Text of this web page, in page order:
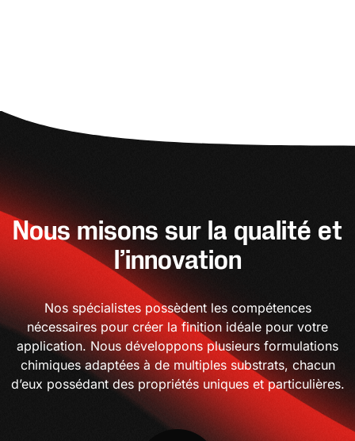
Nous misons sur la qualité et
l’innovation
Nos spécialistes possèdent les compétences
nécessaires pour créer la finition idéale pour votre
application. Nous développons plusieurs formulations
chimiques adaptées à de multiples substrats, chacun
d’eux possédant des propriétés uniques et particulières.